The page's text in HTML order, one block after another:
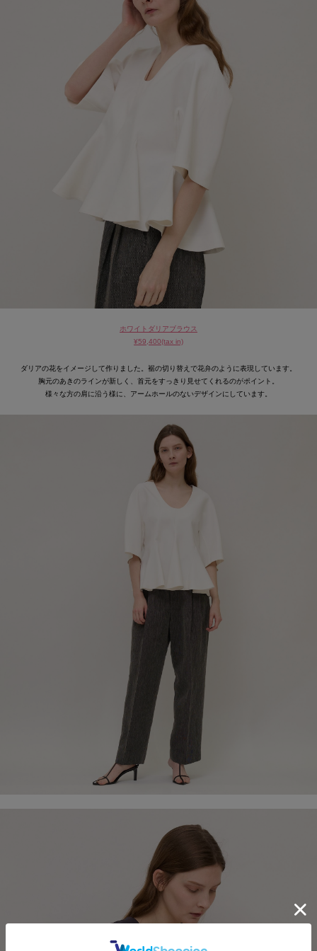
ホワイトダリアブラウス
¥59,400(tax in)
ダリアの花をイメージして作りました。裾の切り替えで花弁のように表現しています。
胸元のあきのラインが新しく、首元をすっきり見せてくれるのがポイント。
様々な方の肩に沿う様に、アームホールのないデザインにしています。